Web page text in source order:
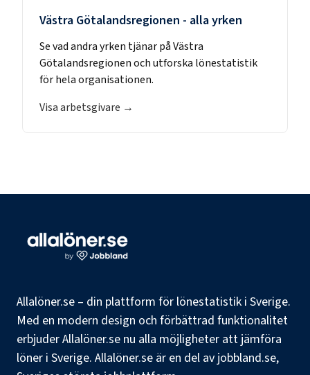
Västra Götalandsregionen - alla yrken
Se vad andra yrken tjänar påVästra
Götalandsregionenoch utforska lönestatistik
för hela organisationen.
Visa arbetsgivare →
Allalöner.se – din plattform för lönestatistik i Sverige.
Med en modern design och förbättrad funktionalitet
erbjuder Allalöner.se nu alla möjligheter att jämföra
löner i Sverige. Allalöner.se är en del av jobbland.se,